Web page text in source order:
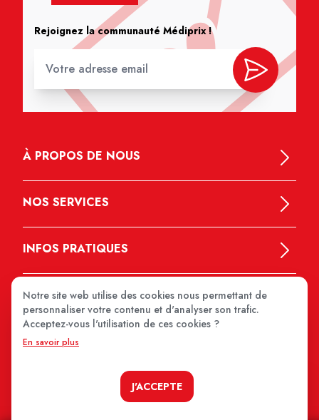
Rejoignez la communauté Médiprix !
À PROPOS DE NOUS
NOS SERVICES
INFOS PRATIQUES
Notre site web utilise des cookies nous permettant de
personnaliser votre contenu et d'analyser son trafic.
Acceptez-vous l'utilisation de ces cookies ?
En savoir plus
J'ACCEPTE